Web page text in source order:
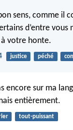
sens, comme il
d’entre vous
à votre honte.
justice péché
encore sur ma
entièrement.
tout-puissant